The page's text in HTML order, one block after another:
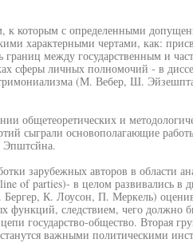
к которым с определенными
характерными чертами, как:
между государственным и
сферы личных полномочий - в
(М. Вебер, Ш.
общетеоретических и
сыграли основополагающие
зарубежных авторов в области
of parties)- в целом развивались в
Бергер, К. Лоусон, П. Меркель)
функций, следствием, чего должно
государство-общество. Вторая
важными политическими